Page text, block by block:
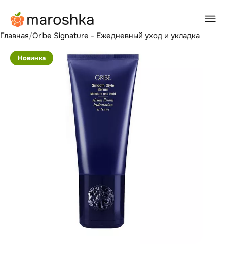
Главная/Oribe Signature - Ежедневный уход и укладка
Новинка